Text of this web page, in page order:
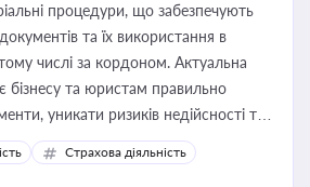
процедури, що забезпечують
та їх використання в
числі за кордоном. Актуальна
бізнесу та юристам правильно
уникати ризиків недійсності та
прийняття органами влади та
Страхова діяльність